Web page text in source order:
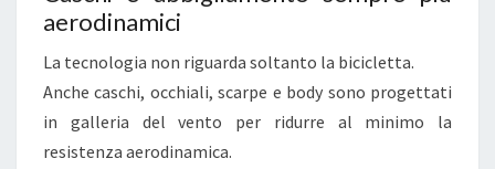
aerodinamici
La tecnologia non riguarda soltanto la bicicletta.
Anche caschi, occhiali, scarpe e body sono progettati
in galleria del vento per ridurre al minimo la
resistenza aerodinamica.